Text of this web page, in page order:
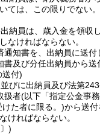
ては、この限りでない。
納員は、歳入金を領収
なければならない。
知書を、出納員に送付
及び分任出納員から
送付)
びに出納員及び法第
扱者(以下「指定公金事
た者に限る。)から送
ければならない。
)